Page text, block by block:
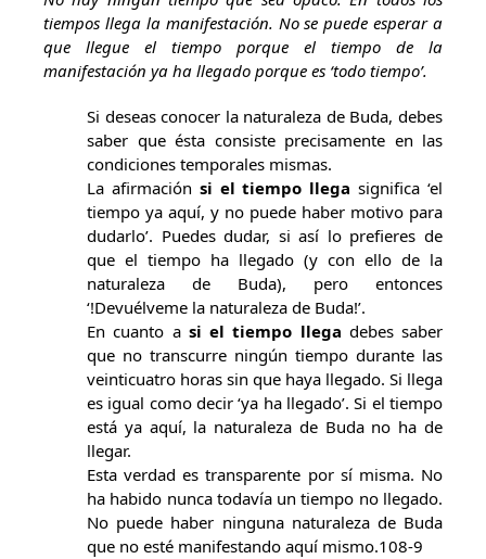
tiempos llega la manifestación. No se puede esperar a
que llegue el tiempo porque el tiempo de la
manifestación ya ha llegado porque es ‘todo tiempo’.
Si deseas conocer la naturaleza de Buda, debes
saber que ésta consiste precisamente en las
condiciones temporales mismas.
La afirmación si el tiempo llega significa ‘el
tiempo ya aquí, y no puede haber motivo para
dudarlo’. Puedes dudar, si así lo prefieres de
que el tiempo ha llegado (y con ello de la
naturaleza de Buda), pero entonces
‘!Devuélveme la naturaleza de Buda!’.
En cuanto a si el tiempo llega debes saber
que no transcurre ningún tiempo durante las
veinticuatro horas sin que haya llegado. Si llega
es igual como decir ‘ya ha llegado’. Si el tiempo
está ya aquí, la naturaleza de Buda no ha de
llegar.
Esta verdad es transparente por sí misma. No
ha habido nunca todavía un tiempo no llegado.
No puede haber ninguna naturaleza de Buda
que no esté manifestando aquí mismo.108-9